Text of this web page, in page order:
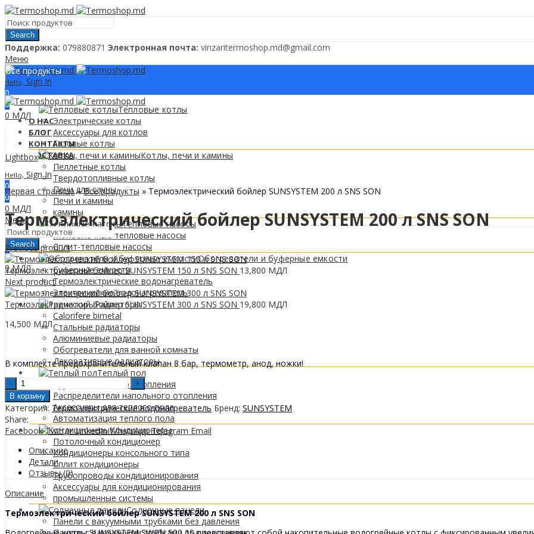
Search
Поддержкa: 079880871 Электронная почта: vinzaritermoshop.md@gmail.com
Меню
Hello, Sign In
0
0
0 МДЛ
Все продукты
Тепловые котлы
Электрические котлы
Аксессуары для котлов
Газовые котлы
Котлы, печи и камины
Пеллетные котлы
Твердотопливные котлы
Печи для сауны
Печи и камины
камины
Тепловые насосы
Моноблочные тепловые насосы
Сплит-тепловые насосы
Обогреватели и буферные емкости
буферные емкости
Термоэлектрические водонагреватель
Электрические водонагреватель
Радиаторы
Calorifere bimetal
Стальные радиаторы
Алюминиевые радиаторы
Обогреватели для ванной комнаты
Декоративные радиаторы
Tеплый пол
Трубы напольного отопления
Распределители напольного отопления
Аксессуары для теплого пола
Автоматизация теплого пола
Кондиционеры
Потолочный кондиционер
Кондиционеры консольного типа
Сплит кондиционеры
Трубопроводы кондиционирования
Аксессуары для кондиционирования
промышленные системы
Солнечные панели
Панели с вакуумными трубками без давления
О НАС
БЛОГ
КОНТАКТЫ
ДОСТАВКА
Hello, Sign In
0
0
0 МДЛ
Меню
Search
0
0МДЛ
Lightbox
Первая страница»Все продукты » Термоэлектрический бойлер SUNSYSTEM 200 л SNS SON
Термоэлектрический бойлер SUNSYSTEM 200 л SNS SON
Previous product
Термоэлектрический бойлер SUNSYSTEM 150 л SNS SON 13,800 МДЛ
Next product
Термоэлектрический бойлер SUNSYSTEM 300 л SNS SON 19,800 МДЛ
14,500 МДЛ
В комплекте предохранительный клапан 8 бар, термометр, анод, ножки!
Boiler
termoelectric
Sunsystem
200L
SNS
SON
quantity
В корзину
Категория: Термоэлектрические водонагреватель Бренд: SUNSYSTEM
Share:
Facebook Twitter LinkedIn WhatsApp Telegram Email
Описание
Детали
Отзывы (0)
Описание
Термоэлектрический бойлер SUNSYSTEM 200 л SNS SON